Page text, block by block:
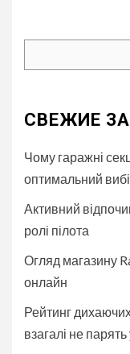
СВЕЖИЕ
Чому гаражні
оптимальний
Активний
ролі пілота
Огляд магазину
онлайн
Рейтинг
взагалі не парять